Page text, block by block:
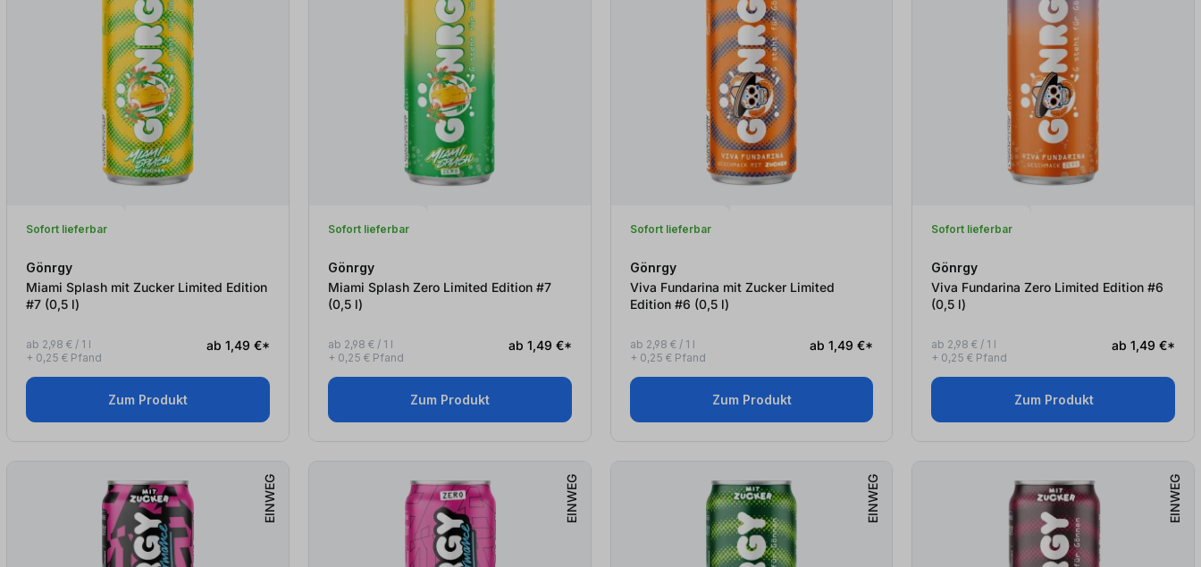
Sofort lieferbar
Gönrgy
Miami Splash mit Zucker Limited Edition
#7 (0,5 l)
ab 2,98 € / 1 l
+ 0,25 € Pfand
ab 1,49 €*
Zum Produkt
Sofort lieferbar
Gönrgy
Miami Splash Zero Limited Edition #7
(0,5 l)
ab 2,98 € / 1 l
+ 0,25 € Pfand
ab 1,49 €*
Zum Produkt
Sofort lieferbar
Gönrgy
Viva Fundarina mit Zucker Limited
Edition #6 (0,5 l)
ab 2,98 € / 1 l
+ 0,25 € Pfand
ab 1,49 €*
Zum Produkt
Sofort lieferbar
Gönrgy
Viva Fundarina Zero Limited Edition #6
(0,5 l)
ab 2,98 € / 1 l
+ 0,25 € Pfand
ab 1,49 €*
Zum Produkt
EINWEG EINWEG EINWEG EINWEG